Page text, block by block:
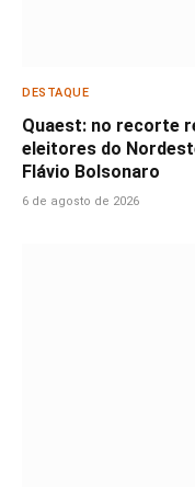
DESTAQUE
Quaest: no recorte
eleitores do
Flávio Bolsonaro
6 de agosto de 2026